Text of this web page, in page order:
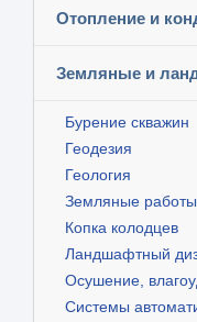
Отопление и
Земляные и
Бурение скважин
Геодезия
Геология
Земляные работы
Копка колодцев
Ландшафтный
Осушение,
Системы